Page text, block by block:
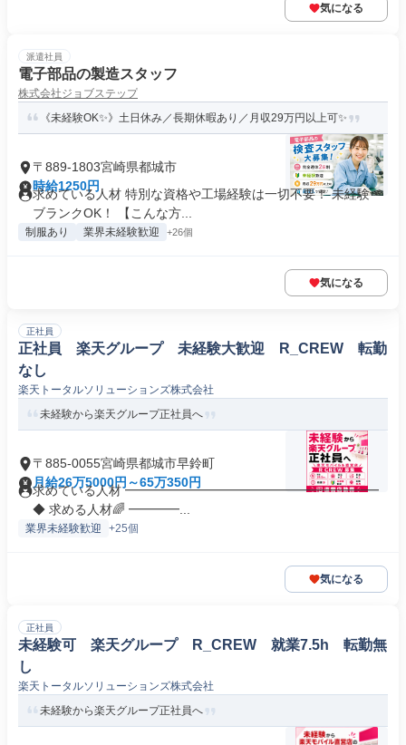
気になる
派遣社員
電子部品の製造スタッフ
株式会社ジョブステップ
《未経験OK✨》土日休み／長期休暇あり／月収29万円以上可✨
〒889-1803宮崎県都城市
時給1250円
求めている人材 特別な資格や工場経験は一切不要！ 未経験・
ブランクOK！ 【こんな方...
制服あり 業界未経験歓迎 +26個
気になる
正社員
正社員 楽天グループ 未経験大歓迎 R_CREW 転勤
なし
楽天トータルソリューションズ株式会社
未経験から楽天グループ正社員へ
〒885-0055宮崎県都城市早鈴町
月給26万5000円～65万350円
求めている人材 ━━━━━━━━━━━━━━━━━━━━
◆ 求める人材🌈 ━━━━...
業界未経験歓迎 +25個
気になる
正社員
未経験可 楽天グループ R_CREW 就業7.5h 転勤無
し
楽天トータルソリューションズ株式会社
未経験から楽天グループ正社員へ